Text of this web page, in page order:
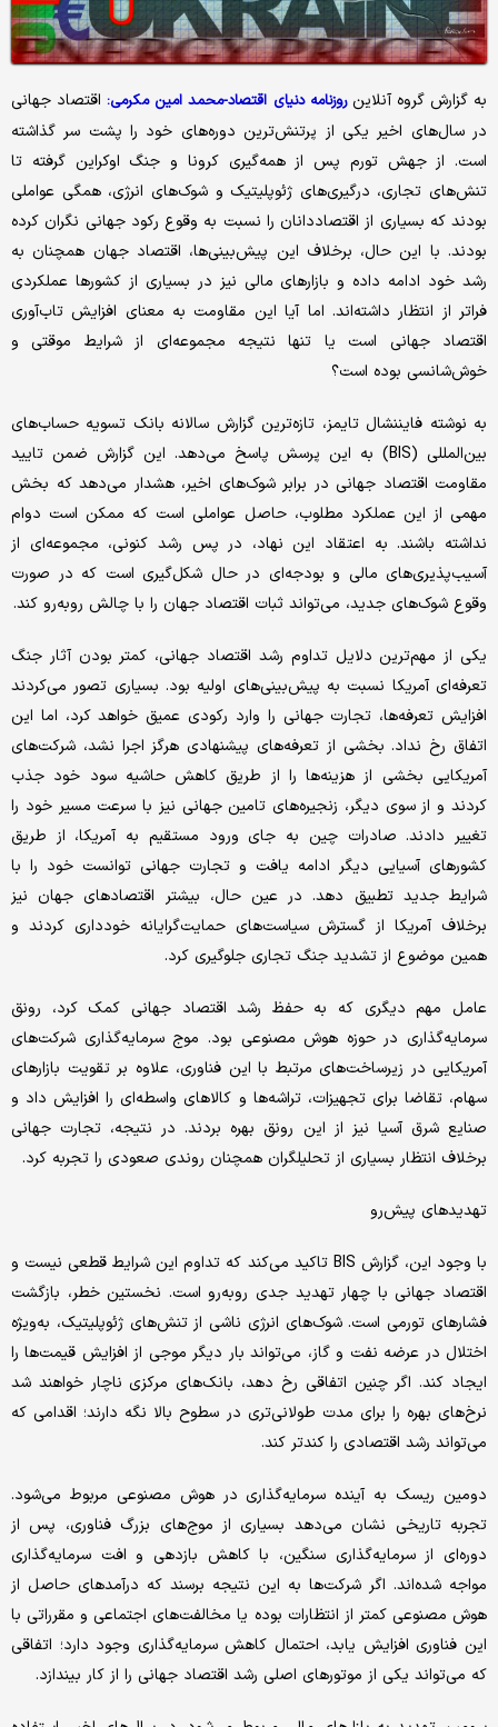
به گزارش گروه آنلاینروزنامه دنیای اقتصاد-محمد امین مکرمی: اقتصاد جهانی
در سال‌های اخیر یکی از پرتنش‌ترین دوره‌های خود را پشت سر گذاشته
است. از جهش تورم پس از همه‌گیری کرونا و جنگ اوکراین گرفته تا
تنش‌های تجاری، درگیری‌های ژئوپلیتیک و شوک‌های انرژی، همگی عواملی
بودند که بسیاری از اقتصاددانان را نسبت به وقوع رکود جهانی نگران کرده
بودند. با این حال، برخلاف این پیش‌بینی‌ها، اقتصاد جهان همچنان به
رشد خود ادامه داده و بازارهای مالی نیز در بسیاری از کشورها عملکردی
فراتر از انتظار داشته‌اند. اما آیا این مقاومت به معنای افزایش تاب‌آوری
اقتصاد جهانی است یا تنها نتیجه مجموعه‌ای از شرایط موقتی و
خوش‌شانسی بوده است؟
به نوشته فایننشال تایمز، تازه‌ترین گزارش سالانه بانک تسویه حساب‌های
بین‌المللی (BIS) به این پرسش پاسخ می‌دهد. این گزارش ضمن تایید
مقاومت اقتصاد جهانی در برابر شوک‌های اخیر، هشدار می‌دهد که بخش
مهمی از این عملکرد مطلوب، حاصل عواملی است که ممکن است دوام
نداشته باشند. به اعتقاد این نهاد، در پس رشد کنونی، مجموعه‌ای از
آسیب‌پذیری‌های مالی و بودجه‌ای در حال شکل‌گیری است که در صورت
وقوع شوک‌های جدید، می‌تواند ثبات اقتصاد جهان را با چالش روبه‌رو کند.
یکی از مهم‌ترین دلایل تداوم رشد اقتصاد جهانی، کمتر بودن آثار جنگ
تعرفه‌ای آمریکا نسبت به پیش‌بینی‌های اولیه بود. بسیاری تصور می‌کردند
افزایش تعرفه‌ها، تجارت جهانی را وارد رکودی عمیق خواهد کرد، اما این
اتفاق رخ نداد. بخشی از تعرفه‌های پیشنهادی هرگز اجرا نشد، شرکت‌های
آمریکایی بخشی از هزینه‌ها را از طریق کاهش حاشیه سود خود جذب
کردند و از سوی دیگر، زنجیره‌های تامین جهانی نیز با سرعت مسیر خود را
تغییر دادند. صادرات چین به جای ورود مستقیم به آمریکا، از طریق
کشورهای آسیایی دیگر ادامه یافت و تجارت جهانی توانست خود را با
شرایط جدید تطبیق دهد. در عین حال، بیشتر اقتصادهای جهان نیز
برخلاف آمریکا از گسترش سیاست‌های حمایت‌گرایانه خودداری کردند و
همین موضوع از تشدید جنگ تجاری جلوگیری کرد.
عامل مهم دیگری که به حفظ رشد اقتصاد جهانی کمک کرد، رونق
سرمایه‌گذاری در حوزه هوش مصنوعی بود. موج سرمایه‌گذاری شرکت‌های
آمریکایی در زیرساخت‌های مرتبط با این فناوری، علاوه بر تقویت بازارهای
سهام، تقاضا برای تجهیزات، تراشه‌ها و کالاهای واسطه‌ای را افزایش داد و
صنایع شرق آسیا نیز از این رونق بهره بردند. در نتیجه، تجارت جهانی
برخلاف انتظار بسیاری از تحلیلگران همچنان روندی صعودی را تجربه کرد.
تهدیدهای پیش‌رو
با وجود این، گزارش BIS تاکید می‌کند که تداوم این شرایط قطعی نیست و
اقتصاد جهانی با چهار تهدید جدی روبه‌رو است. نخستین خطر، بازگشت
فشارهای تورمی است. شوک‌های انرژی ناشی از تنش‌های ژئوپلیتیک، به‌ویژه
اختلال در عرضه نفت و گاز، می‌تواند بار دیگر موجی از افزایش قیمت‌ها را
ایجاد کند. اگر چنین اتفاقی رخ دهد، بانک‌های مرکزی ناچار خواهند شد
نرخ‌های بهره را برای مدت طولانی‌تری در سطوح بالا نگه دارند؛ اقدامی که
می‌تواند رشد اقتصادی را کندتر کند.
دومین ریسک به آینده سرمایه‌گذاری در هوش مصنوعی مربوط می‌شود.
تجربه تاریخی نشان می‌دهد بسیاری از موج‌های بزرگ فناوری، پس از
دوره‌ای از سرمایه‌گذاری سنگین، با کاهش بازدهی و افت سرمایه‌گذاری
مواجه شده‌اند. اگر شرکت‌ها به این نتیجه برسند که درآمدهای حاصل از
هوش مصنوعی کمتر از انتظارات بوده یا مخالفت‌های اجتماعی و مقرراتی با
این فناوری افزایش یابد، احتمال کاهش سرمایه‌گذاری وجود دارد؛ اتفاقی
که می‌تواند یکی از موتورهای اصلی رشد اقتصاد جهانی را از کار بیندازد.